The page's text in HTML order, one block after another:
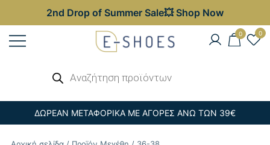
2nd Drop of Summer Sale💥 Shop Now
Παπούτσια – Επώνυμες Τσάντες στις
0 0
προϊόντων
ΔΩΡΕΑΝ ΜΕΤΑΦΟΡΙΚΑ ΜΕ ΑΓΟΡΕΣ ΑΝΩ ΤΩΝ 39€